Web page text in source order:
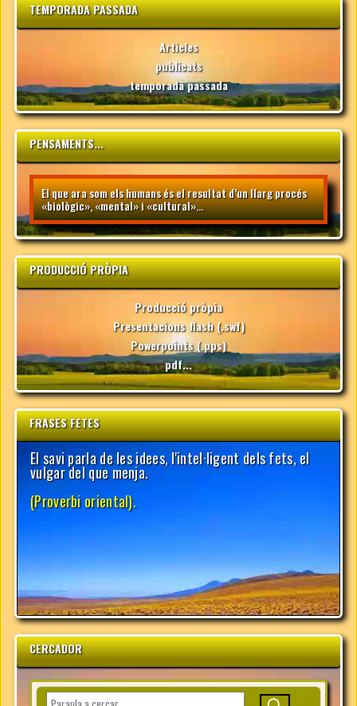
TEMPORADA PASSADA
Articles
publicats
temporada passada
PENSAMENTS...
El que ara som els humans és el resultat d’un llarg procés
«biològic», «mental» i «cultural»...
PRODUCCIÓ PRÒPIA
Producció pròpia
Presentacions flash (.swf)
Powerpoints (.pps)
pdf...
FRASES FETES
CERCADOR